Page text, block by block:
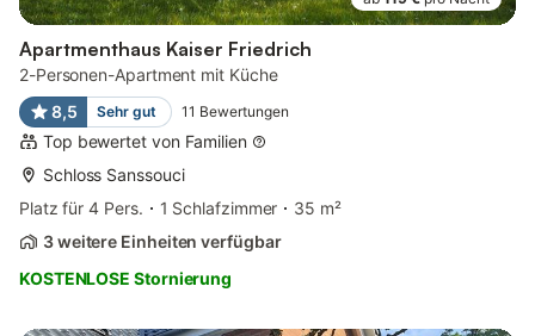
Apartmenthaus Kaiser Friedrich
2-Personen-Apartment mit Küche
8,5
Sehr gut 11 Bewertungen
Top bewertet von Familien
Schloss Sanssouci
Platz für 4 Pers.
1 Schlafzimmer
35 m²
3 weitere Einheiten verfügbar
KOSTENLOSE Stornierung